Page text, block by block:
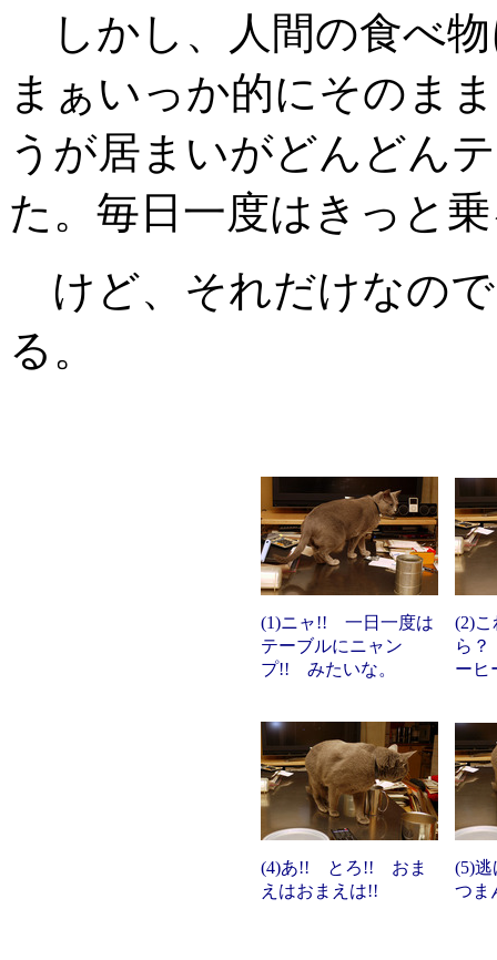
しかし、人間の食べ
まぁいっか的にそのま
うが居まいがどんどん
た。毎日一度はきっと
けど、それだけなの
る。
(1)ニャ!! 一日一度は
テーブルにニャン
プ!! みたいな。
(2)
ら
ーヒ
(4)あ!! とろ!! おま
えはおまえは!!
(5)
つま